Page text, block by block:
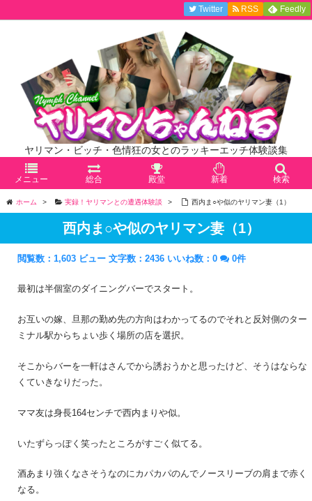
ヤリマン・ビッチ・色情狂の女とのラッキーエッチ体験談集
メニュー 総合 殿堂 新着 検索
Twitter RSS Feedly
ホーム > 実録！ヤリマンとの遭遇体験談 > 西内ま○や似のヤリマン妻（1）
西内ま○や似のヤリマン妻（1）
閲覧数：1,603 ビュー 文字数：2436 いいね数： 0 0件
最初は半個室のダイニングバーでスタート。
お互いの嫁、旦那の勤め先の方向はわかってるのでそれと反対側のター
ミナル駅からちょい歩く場所の店を選択。
そこからバーを一軒はさんでから誘おうかと思ったけど、そうはならな
くていきなりだった。
ママ友は身長164センチで西内まりや似。
いたずらっぽく笑ったところがすごく似てる。
酒あまり強くなさそうなのにカパカパのんでノースリーブの肩まで赤く
なる。